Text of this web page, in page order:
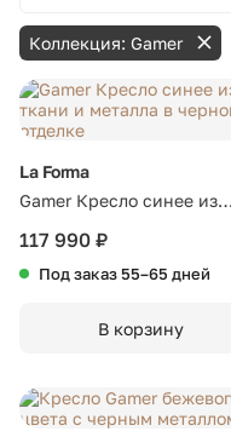
Коллекция: Gamer
La Forma
Gamer Кресло синее из
ткани и металла в черной
117 990 ₽
Под заказ 55–65 дней
В корзину